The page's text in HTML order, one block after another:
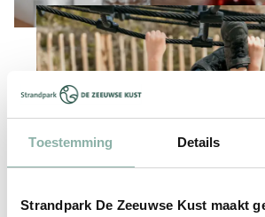
Toestemming Details
Strandpark De Zeeuwse Kust maakt